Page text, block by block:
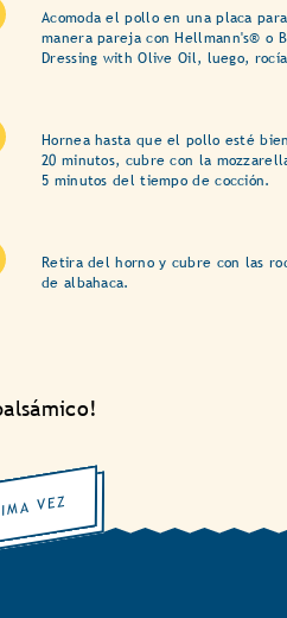
Acomoda el pollo en una placa
manera pareja con Hellmann's® o
Dressing with Olive Oil, luego,
Hornea hasta que el pollo esté
20 minutos, cubre con la
5 minutos del tiempo de cocción.
Retira del horno y cubre con las
de albahaca.
VEZ